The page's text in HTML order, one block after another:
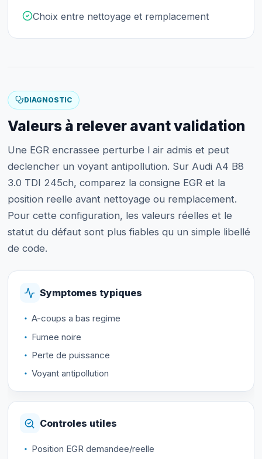
Choix entre nettoyage et remplacement
DIAGNOSTIC
Valeurs à relever avant validation
Une EGR encrassee perturbe l air admis et peut
declencher un voyant antipollution. Sur Audi A4 B8
3.0 TDI 245ch, comparez la consigne EGR et la
position reelle avant nettoyage ou remplacement.
Pour cette configuration, les valeurs réelles et le
statut du défaut sont plus fiables qu un simple libellé
de code.
Symptomes typiques
A-coups a bas regime
Fumee noire
Perte de puissance
Voyant antipollution
Controles utiles
Position EGR demandee/reelle